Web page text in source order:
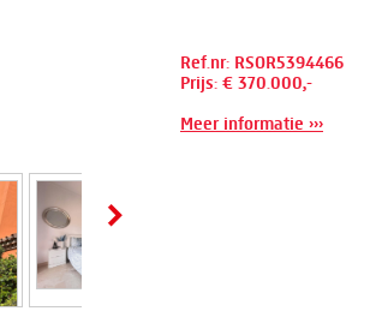
Ref.nr: RSOR5394466
Prijs: € 370.000,-
Meer informatie ›››